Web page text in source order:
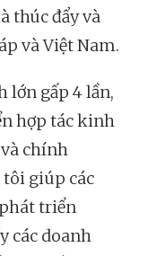
thúc đẩy và
và Việt Nam.
lớn gấp 4 lần,
hợp tác kinh
chính
tôi giúp các
triển
các doanh